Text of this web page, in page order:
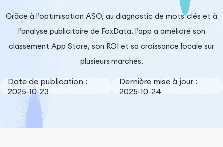
Entreprise
Grâce à l’optimisation ASO, au diagnostic de mots‑clés et à
l’analyse publicitaire de FoxData, l’app a amélioré son
classement App Store, son ROI et sa croissance locale sur
plusieurs marchés.
Date de publication :
2025-10-23
Dernière mise à jour :
2025-10-24